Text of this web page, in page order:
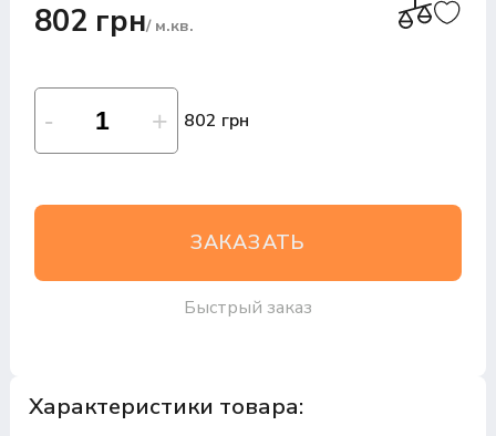
802 грн/ м.кв.
802 грн
ЗАКАЗАТЬ
Быстрый заказ
Характеристики товара: